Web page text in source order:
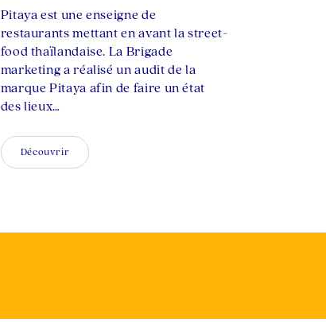
Pitaya est une enseigne de
restaurants mettant en avant la street-
food thaïlandaise. La Brigade
marketing a réalisé un audit de la
marque Pitaya afin de faire un état
des lieux…
Découvrir